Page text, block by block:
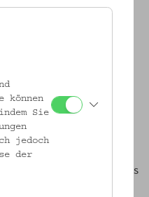
IM V
mit Prostprost Most
und Radfahrerin aus
in Shanghai und
Sie
jedoch
der